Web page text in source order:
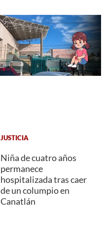
JUSTICIA
Niña de cuatro años
permanece
hospitalizada tras caer
de un columpio en
Canatlán